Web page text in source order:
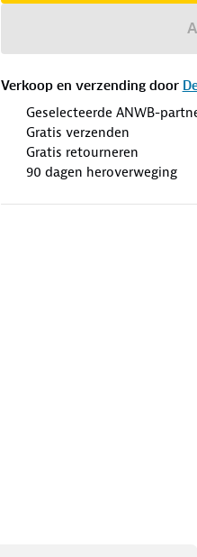
Verkoop en verzending door
Geselecteerde ANWB-
Gratis verzenden
Gratis retourneren
90 dagen heroverweging